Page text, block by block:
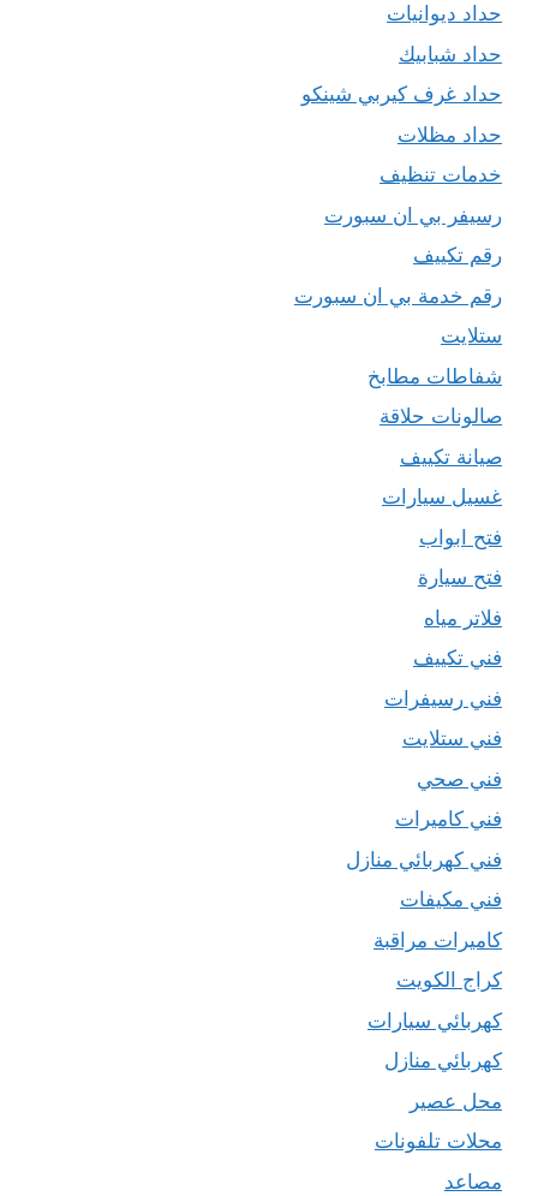
حداد ديوانيات
حداد شبابيك
حداد غرف كيربي شينكو
حداد مظلات
خدمات تنظيف
رسيفر بي ان سبورت
رقم تكييف
رقم خدمة بي ان سبورت
ستلايت
شفاطات مطابخ
صالونات حلاقة
صيانة تكييف
غسيل سيارات
فتح ابواب
فتح سيارة
فلاتر مياه
فني تكييف
فني رسيفرات
فني ستلايت
فني صحي
فني كاميرات
فني كهربائي منازل
فني مكيفات
كاميرات مراقبة
كراج الكويت
كهربائي سيارات
كهربائي منازل
محل عصير
محلات تلفونات
مصاعد